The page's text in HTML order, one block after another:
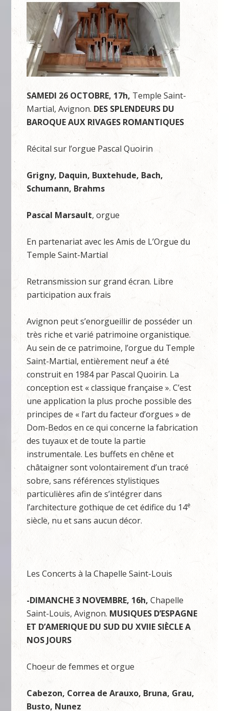
SAMEDI 26 OCTOBRE, 17h, Temple Saint-
Martial, Avignon. DES SPLENDEURS DU
BAROQUE AUX RIVAGES ROMANTIQUES
Récital sur l’orgue Pascal Quoirin
Grigny, Daquin, Buxtehude, Bach,
Schumann, Brahms
Pascal Marsault, orgue
En partenariat avec les Amis de L’Orgue du
Temple Saint-Martial
Retransmission sur grand écran. Libre
participation aux frais
Avignon peut s’enorgueillir de posséder un
très riche et varié patrimoine organistique.
Au sein de ce patrimoine, l’orgue du Temple
Saint-Martial, entièrement neuf a été
construit en 1984 par Pascal Quoirin. La
conception est « classique française ». C’est
une application la plus proche possible des
principes de « l’art du facteur d’orgues » de
Dom-Bedos en ce qui concerne la fabrication
des tuyaux et de toute la partie
instrumentale. Les buffets en chêne et
châtaigner sont volontairement d’un tracé
sobre, sans références stylistiques
particulières afin de s’intégrer dans
l’architecture gothique de cet édifice du 14e
siècle, nu et sans aucun décor.
Les Concerts à la Chapelle Saint-Louis
-DIMANCHE 3 NOVEMBRE, 16h,Chapelle
Saint-Louis, Avignon. MUSIQUES D’ESPAGNE
ET D’AMERIQUE DU SUD DU XVIIE SIÈCLE A
NOS JOURS
Choeur de femmes et orgue
Cabezon, Correa de Arauxo, Bruna, Grau,
Busto, Nunez